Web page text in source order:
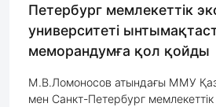
Петербург мемлекеттік
университеті
меморандумға қол қойды
М.В.Ломоносов атындағы ММУ
мен Санкт-Петербург